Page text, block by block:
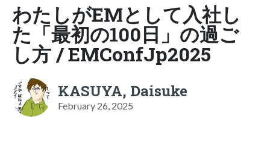
わたしがEMとして入社し
た「最初の100日」の過ご
し方 / EMConfJp2025
KASUYA, Daisuke
February 26, 2025